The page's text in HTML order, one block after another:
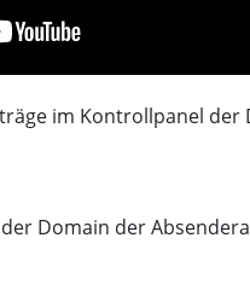
im Kontrollpanel
Domain der